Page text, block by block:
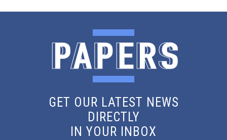
GET OUR LATEST NEWS
DIRECTLY
IN YOUR INBOX